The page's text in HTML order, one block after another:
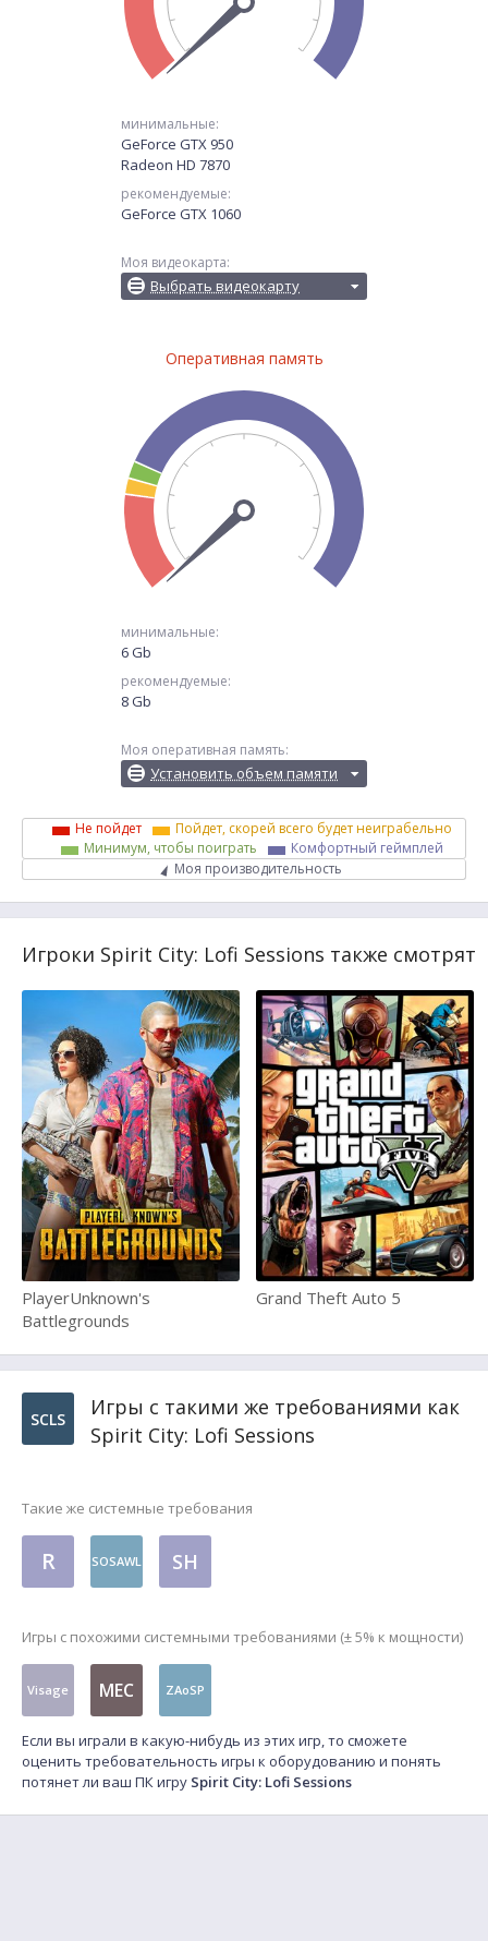
минимальные:
GeForce GTX 950
Radeon HD 7870
рекомендуемые:
GeForce GTX 1060
Моя видеокарта:
Выбрать видеокарту
Оперативная память
минимальные:
6 Gb
рекомендуемые:
8 Gb
Моя оперативная память:
Установить объем памяти
Не пойдет
Пойдет, скорей всего будет неиграбельно
Минимум, чтобы поиграть
Комфортный геймплей
Моя производительность
Игроки Spirit City: Lofi Sessions также смотрят
PlayerUnknown's
Battlegrounds
Grand Theft Auto 5
SCLS
Игры с такими же требованиями как
Spirit City: Lofi Sessions
Такие же системные требования
R SOSAWL SH
Игры с похожими системными требованиями (± 5% к мощности)
Visage MEC ZAoSP
Если вы играли в какую-нибудь из этих игр, то сможете
оценить требовательность игры к оборудованию и понять
потянет ли ваш ПК игру Spirit City: Lofi Sessions